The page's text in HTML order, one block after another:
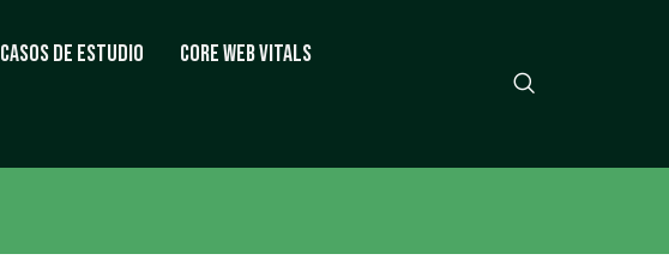
Casos de estudio Core Web Vitals